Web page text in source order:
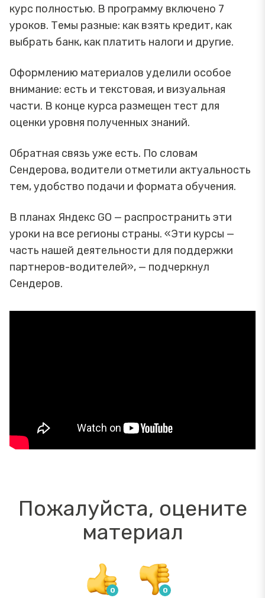
курс полностью. В программу включено 7
уроков. Темы разные: как взять кредит, как
выбрать банк, как платить налоги и другие.
Оформлению материалов уделили особое
внимание: есть и текстовая, и визуальная
части. В конце курса размещен тест для
оценки уровня полученных знаний.
Обратная связь уже есть. По словам
Сендерова, водители отметили актуальность
тем, удобство подачи и формата обучения.
В планах Яндекс GО — распространить эти
уроки на все регионы страны. «Эти курсы —
часть нашей деятельности для поддержки
партнеров-водителей», — подчеркнул
Сендеров.
Пожалуйста, оцените
материал